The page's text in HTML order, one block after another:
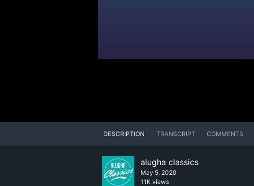
DESCRIPTION TRANSCRIPT COMMENTS
alugha classics
May 5, 2020
11K views